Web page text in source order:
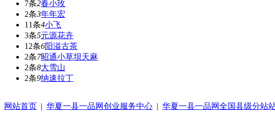
7条2春小玫
2条3年年宏
11条4小飞
3条5元源花卉
12条6阳溢古茶
2条7昭通小草坝天麻
2条8大雪山
2条9纳速拉丁
网站首页 | 华夏一县一品网创业服务中心 | 华夏一县一品网全国县级分站